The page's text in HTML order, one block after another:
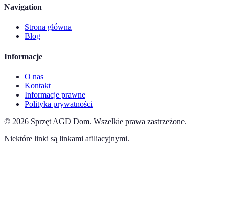
Navigation
Strona główna
Blog
Informacje
O nas
Kontakt
Informacje prawne
Polityka prywatności
© 2026 Sprzęt AGD Dom. Wszelkie prawa zastrzeżone.
Niektóre linki są linkami afiliacyjnymi.